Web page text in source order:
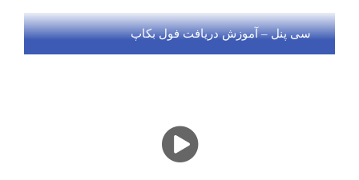
سی پنل – آموزش دریافت فول بکاپ